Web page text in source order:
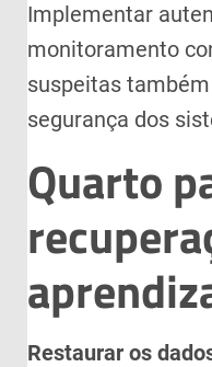
Implementar
monitoramento
suspeitas
segurança dos
Quarto
Restaurar os